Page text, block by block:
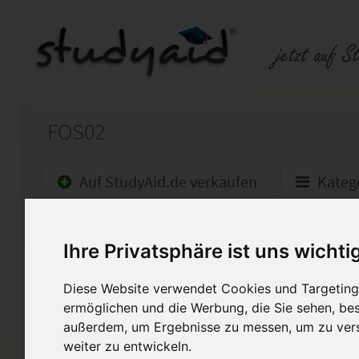
Ihre Privatsphäre ist uns
Diese Website verwendet Cookies und
ermöglichen und die Werbung, die Sie sehen,
außerdem, um Ergebnisse zu messen, um zu
weiter zu entwickeln.
FOS02
Auf StudyAid.de verkaufen
Note 2 (79/100)! Hinweise
Die Einsendeaufgaben